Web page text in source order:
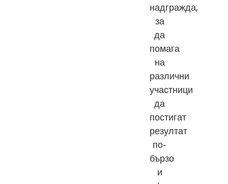
надгражда,
за
да
помага
на
различни
участници
да
постигат
резултат
по-
бързо
и